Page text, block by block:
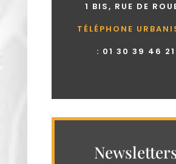
1 BIS, RUE DE
TÉLÉPHONE
: 01 30 39 46 21